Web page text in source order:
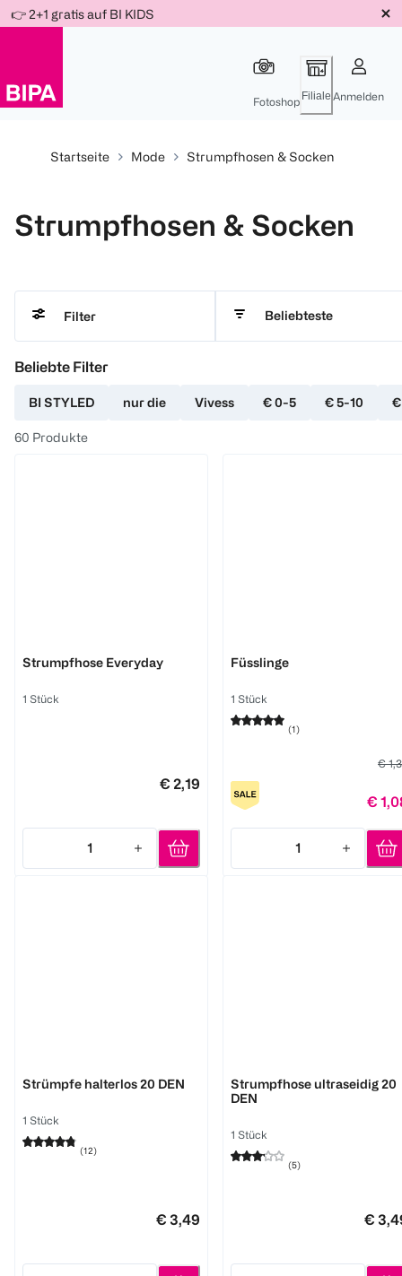
Für
Für
Für
Weiter
zum
👉 2+1 gratis auf BI KIDS
Fotoshop Filiale Anmelden
Startseite Mode Strumpfhosen & Socken
Strumpfhosen & Socken
Filter Beliebteste
Beliebte Filter
BI STYLED nur die Vivess € 0-5 € 5-10 €
60 Produkte
Strumpfhose Everyday
1 Stück
€ 2,19
1
Quantity: 1
Füsslinge
1 Stück
(1)
€
€
1
Quantity: 1
Strümpfe halterlos 20 DEN
1 Stück
(12)
€ 3,49
Strumpfhose ultraseidig 20
DEN
1 Stück
(5)
€